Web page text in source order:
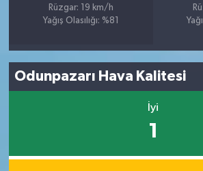
Rüzgar: 19 km/h
Yağış Olasılığı: %81
Odunpazarı Hava Kalitesi
İyi
1